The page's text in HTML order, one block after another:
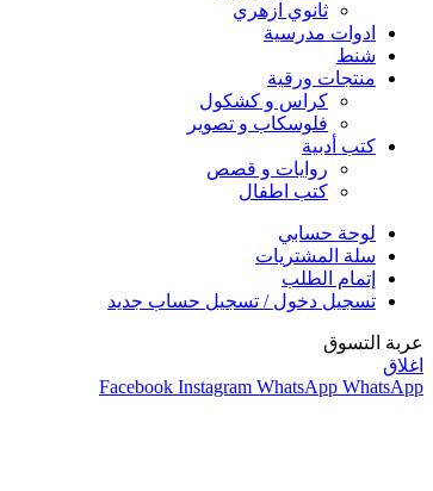
ثانوي ازهري
ادوات مدرسية
شنط
منتجات ورقية
كراس و كشكول
فلوسكاب و تصوير
كتب أدبية
روايات و قصص
كتب اطفال
لوحة حسابي
سلة المشتريات
إتمام الطلب
تسجيل دخول / تسجيل حساب جديد
عربة التسوق
اغلاق
Facebook Instagram WhatsApp WhatsApp